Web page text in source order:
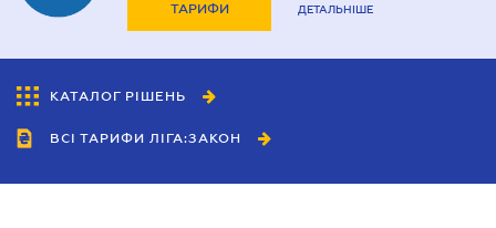
ТАРИФИ ДЕТАЛЬНІШЕ
КАТАЛОГ РІШЕНЬ
ВСІ ТАРИФИ ЛІГА:ЗАКОН